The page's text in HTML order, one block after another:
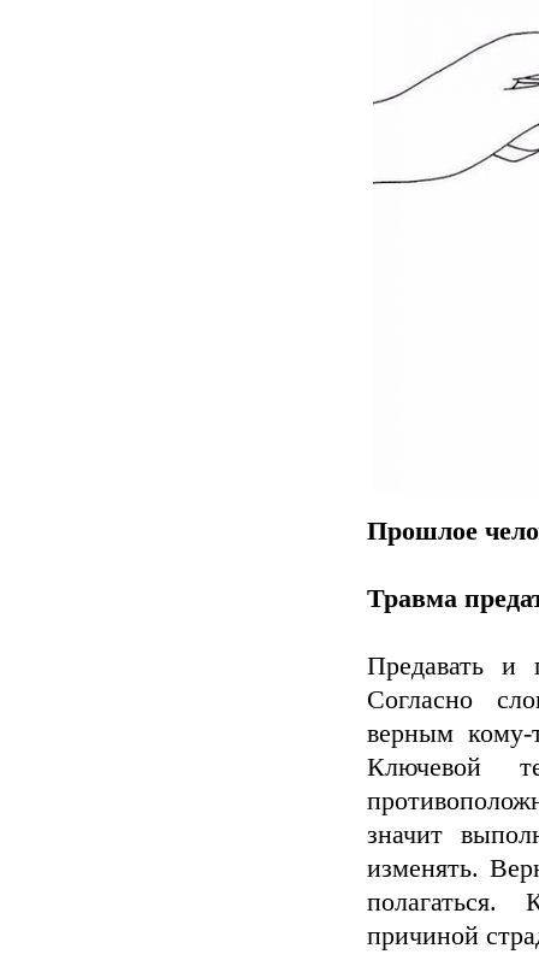
Прошлое
Травма
Предавать и
Согласно
верным кому-
Ключевой
значит
изменять.
полагаться.
причиной